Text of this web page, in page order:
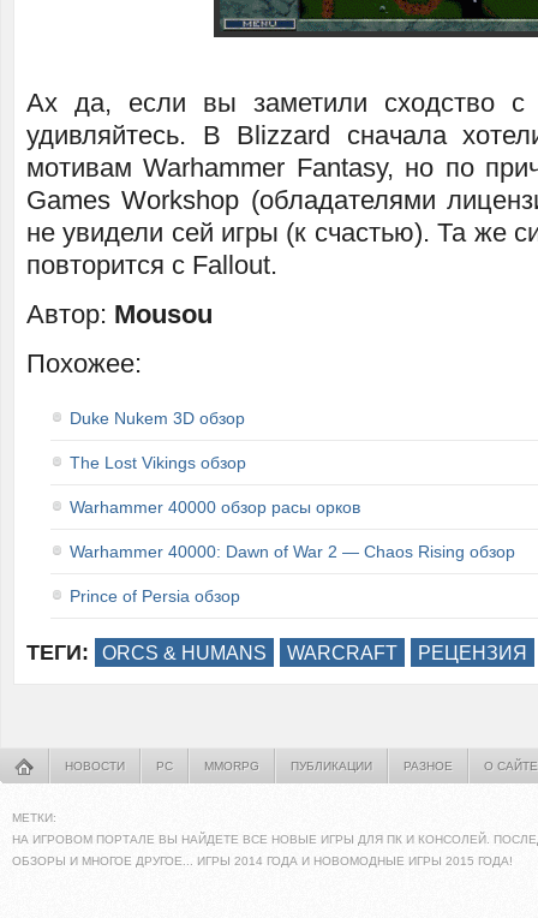
Ах да, если вы заметили сходство
удивляйтесь. В Blizzard сначала
мотивам Warhammer Fantasy, но по
Games Workshop (обладателями
не увидели сей игры (к счастью). Та же
повторится с Fallout.
Автор: Mousou
Похожее:
Duke Nukem 3D обзор
The Lost Vikings обзор
Warhammer 40000 обзор расы орков
Warhammer 40000: Dawn of War 2 — Chaos Rising обзор
Prince of Persia обзор
ТЕГИ: ORCS & HUMANS WARCRAFT РЕЦЕНЗИЯ
НОВОСТИ PC MMORPG ПУБЛИКАЦИИ РАЗНОЕ О САЙТЕ
МЕТКИ:
НА ИГРОВОМ ПОРТАЛЕ ВЫ НАЙДЕТЕ ВСЕ НОВЫЕ ИГРЫ ДЛЯ ПК И КОНСОЛЕЙ.
ОБЗОРЫ И МНОГОЕ ДРУГОЕ... ИГРЫ 2014 ГОДА И НОВОМОДНЫЕ ИГРЫ 2015 ГОДА!